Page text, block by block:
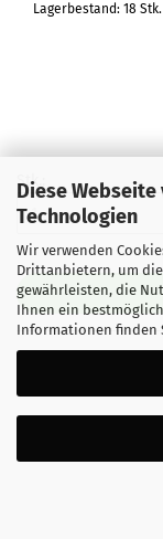
Diese
Technologien
Wir verwenden
Drittanbietern, um
gewährleisten, die
Ihnen ein
Informationen finden
Lagerbestand: 18 Stk.
Stk.: